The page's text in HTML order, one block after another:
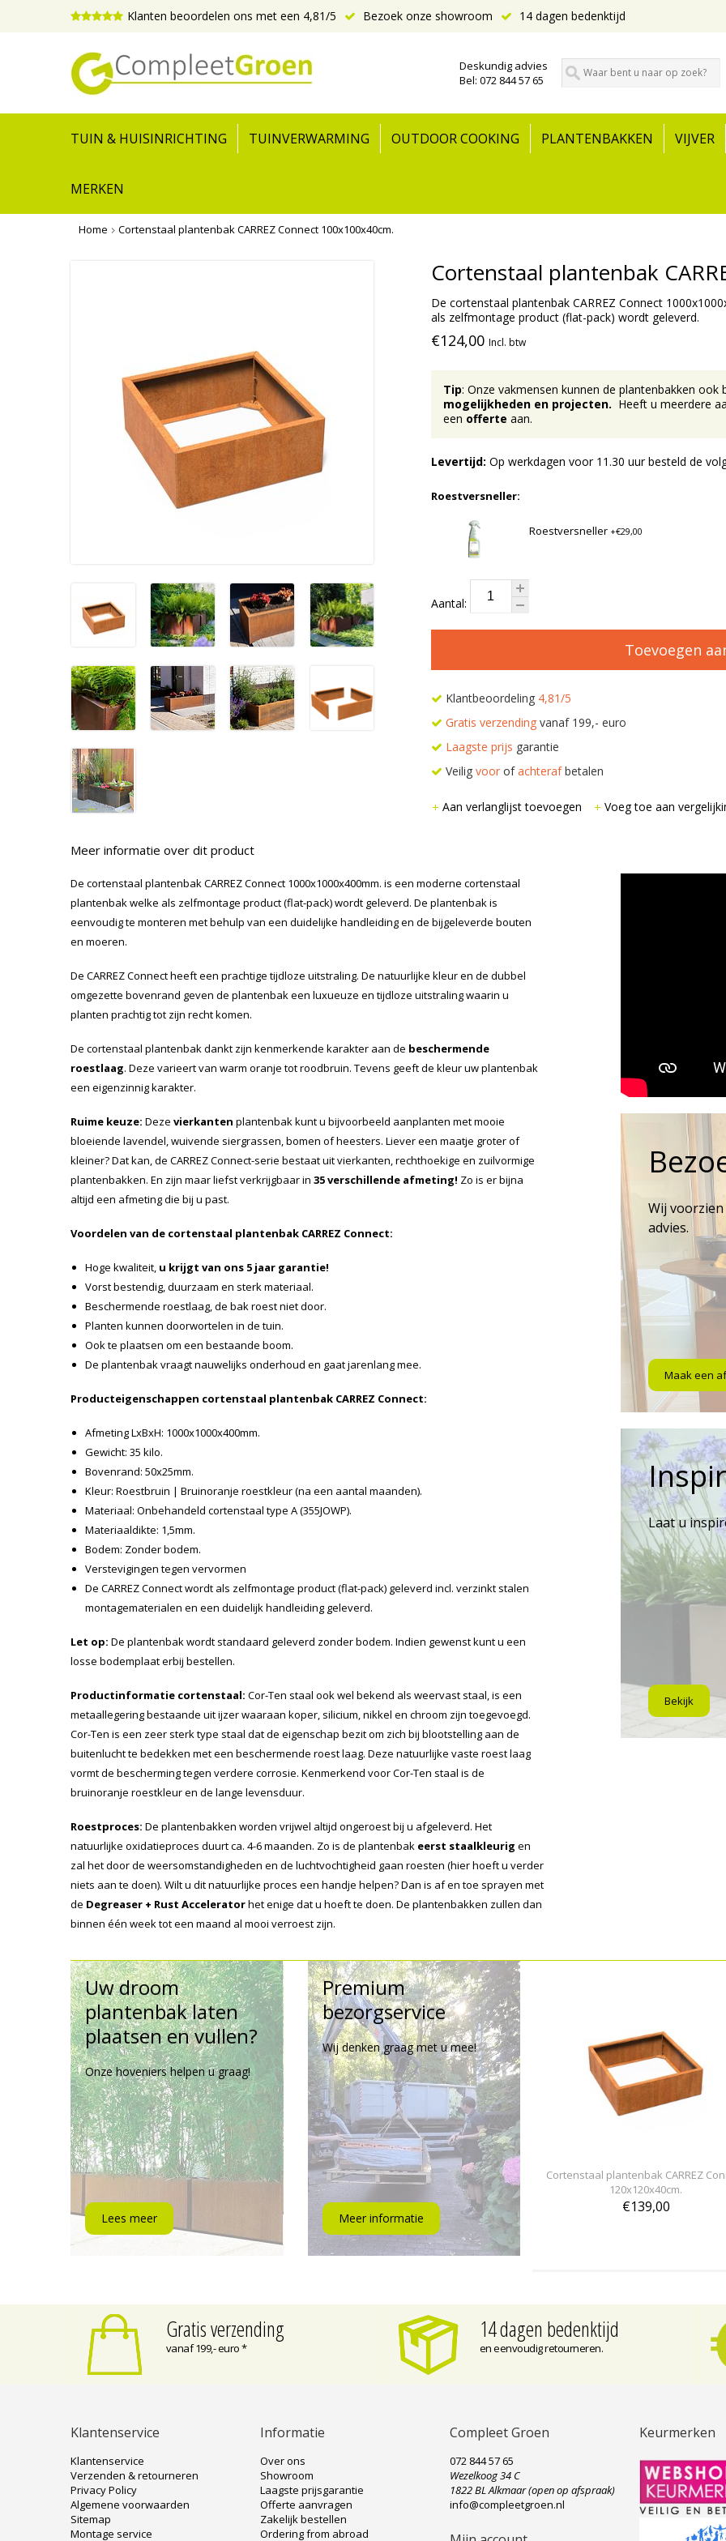
Klanten beoordelen ons met een 4,81/5 Bezoek onze showroom 14 dagen bedenktijd
Deskundig advies
Bel: 072 844 57 65
TUIN & HUISINRICHTING TUINVERWARMING OUTDOOR COOKING PLANTENBAKKEN VIJVER
MERKEN
Home Cortenstaal plantenbak CARREZ Connect 100x100x40cm.
Cortenstaal plantenbak
De cortenstaal plantenbak CARREZ Connect
als zelfmontage product (flat-pack) wordt geleverd.
€124,00 Incl. btw
Tip: Onze vakmensen kunnen de plantenbakken
mogelijkheden en projecten. Heeft u meerdere
een offerte aan.
Levertijd: Op werkdagen voor 11.30 uur besteld de
Roestversneller:
Roestversneller+€29,00
Aantal:
Toevoegen
Klantbeoordeling 4,81/5
Gratis verzendingvanaf 199,- euro
Laagste prijs garantie
Veilig voorofachterafbetalen
Aan verlanglijst toevoegen Voeg toe aan
Meer informatie over dit product
De cortenstaal plantenbak CARREZ Connect 1000x1000x400mm. is een moderne cortenstaal
plantenbak welke als zelfmontage product (flat-pack) wordt geleverd. De plantenbak is
eenvoudig te monteren met behulp van een duidelijke handleiding en de bijgeleverde bouten
en moeren.
De CARREZ Connect heeft een prachtige tijdloze uitstraling. De natuurlijke kleur en de dubbel
omgezette bovenrand geven de plantenbak een luxueuze en tijdloze uitstraling waarin u
planten prachtig tot zijn recht komen.
De cortenstaal plantenbak dankt zijn kenmerkende karakter aan de beschermende
roestlaag. Deze varieert van warm oranje tot roodbruin. Tevens geeft de kleur uw plantenbak
een eigenzinnig karakter.
Ruime keuze: Deze vierkanten plantenbak kunt u bijvoorbeeld aanplanten met mooie
bloeiende lavendel, wuivende siergrassen, bomen of heesters. Liever een maatje groter of
kleiner? Dat kan, de CARREZ Connect-serie bestaat uit vierkanten, rechthoekige en zuilvormige
plantenbakken. En zijn maar liefst verkrijgbaar in 35 verschillende afmeting! Zo is er bijna
altijd een afmeting die bij u past.
Voordelen van de cortenstaal plantenbak CARREZ Connect:
Hoge kwaliteit, u krijgt van ons 5 jaar garantie!
Vorst bestendig, duurzaam en sterk materiaal.
Beschermende roestlaag, de bak roest niet door.
Planten kunnen doorwortelen in de tuin.
Ook te plaatsen om een bestaande boom.
De plantenbak vraagt nauwelijks onderhoud en gaat jarenlang mee.
Producteigenschappen cortenstaal plantenbak CARREZ Connect:
Afmeting LxBxH: 1000x1000x400mm.
Gewicht: 35 kilo.
Bovenrand: 50x25mm.
Kleur: Roestbruin | Bruinoranje roestkleur (na een aantal maanden).
Materiaal: Onbehandeld cortenstaal type A (355JOWP).
Materiaaldikte: 1,5mm.
Bodem: Zonder bodem.
Verstevigingen tegen vervormen
De CARREZ Connect wordt als zelfmontage product (flat-pack) geleverd incl. verzinkt stalen
montagematerialen en een duidelijk handleiding geleverd.
Let op: De plantenbak wordt standaard geleverd zonder bodem. Indien gewenst kunt u een
losse bodemplaat erbij bestellen.
Productinformatie cortenstaal: Cor-Ten staal ook wel bekend als weervast staal, is een
metaallegering bestaande uit ijzer waaraan koper, silicium, nikkel en chroom zijn toegevoegd.
Cor-Ten is een zeer sterk type staal dat de eigenschap bezit om zich bij blootstelling aan de
buitenlucht te bedekken met een beschermende roest laag. Deze natuurlijke vaste roest laag
vormt de bescherming tegen verdere corrosie. Kenmerkend voor Cor-Ten staal is de
bruinoranje roestkleur en de lange levensduur.
Roestproces: De plantenbakken worden vrijwel altijd ongeroest bij u afgeleverd. Het
natuurlijke oxidatieproces duurt ca. 4-6 maanden. Zo is de plantenbak eerst staalkleurig en
zal het door de weersomstandigheden en de luchtvochtigheid gaan roesten (hier hoeft u verder
niets aan te doen). Wilt u dit natuurlijke proces een handje helpen? Dan is af en toe sprayen met
de Degreaser + Rust Acceleratorhet enige dat u hoeft te doen. De plantenbakken zullen dan
binnen één week tot een maand al mooi verroest zijn.
Wij
advies.
Maak een
Laat u
Bekijk
Uw droom
plantenbak laten
plaatsen en vullen?
Onze hoveniers helpen u graag!
Lees meer
Premium
bezorgservice
Wij denken graag met u mee!
Meer informatie
Cortenstaal plantenbak CARREZ
120x120x40cm.
€139,00
Gratis verzending
vanaf 199,- euro *
14 dagen bedenktijd
en eenvoudig retourneren.
Klantenservice
Klantenservice
Verzenden & retourneren
Privacy Policy
Algemene voorwaarden
Sitemap
Montage service
Informatie
Over ons
Showroom
Laagste prijsgarantie
Offerte aanvragen
Zakelijk bestellen
Ordering from abroad
Compleet Groen
072 844 57 65
Wezelkoog 34 C
1822 BL Alkmaar (open op afspraak)
info@compleetgroen.nl
Keurmerken